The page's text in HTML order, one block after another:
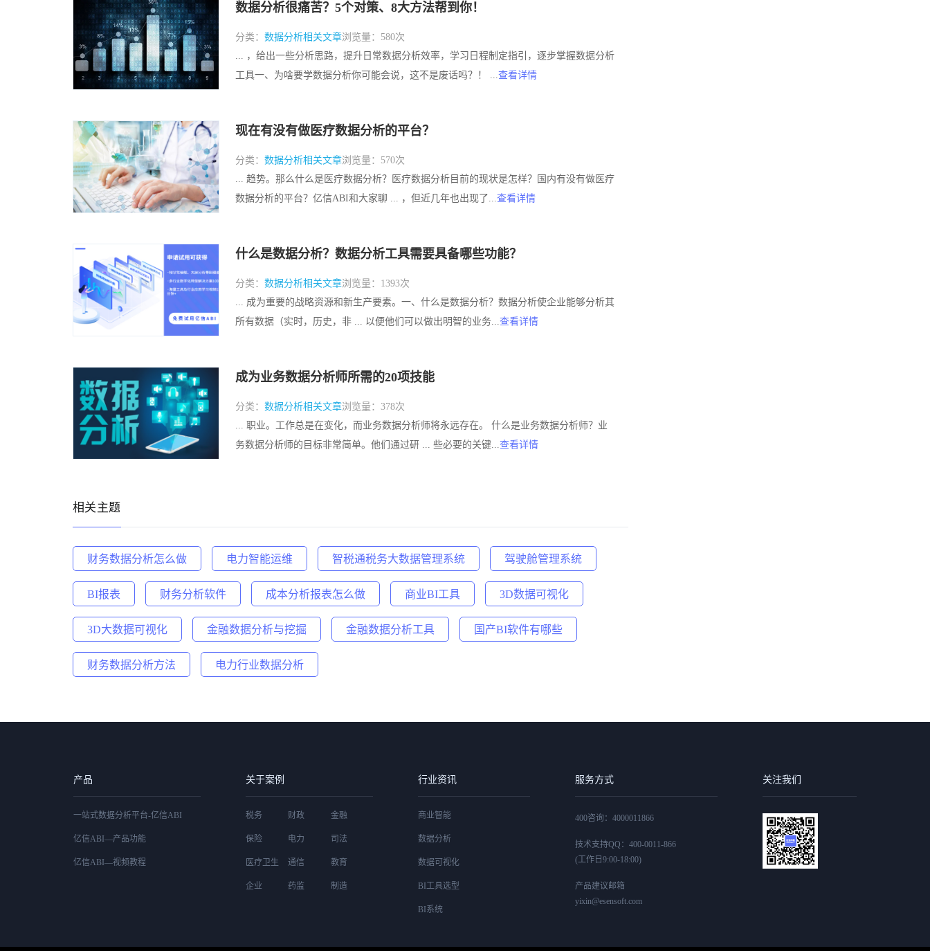
数据分析很痛苦？5个对策、8大方法帮到你！
分类： 数据分析相关文章浏览量：580次
... ，给出一些分析思路，提升日常数据分析效率，学习日程制定指引，逐步掌握数据分析
工具一、为啥要学数据分析你可能会说，这不是废话吗？！ ...查看详情
现在有没有做医疗数据分析的平台？
分类： 数据分析相关文章浏览量：570次
... 趋势。那么什么是医疗数据分析？医疗数据分析目前的现状是怎样？国内有没有做医疗
数据分析的平台？亿信ABI和大家聊 ... ，但近几年也出现了...查看详情
什么是数据分析？数据分析工具需要具备哪些功能？
分类： 数据分析相关文章浏览量：1393次
... 成为重要的战略资源和新生产要素。一、什么是数据分析？数据分析使企业能够分析其
所有数据（实时，历史，非 ... 以便他们可以做出明智的业务...查看详情
成为业务数据分析师所需的20项技能
分类： 数据分析相关文章浏览量：378次
... 职业。工作总是在变化，而业务数据分析师将永远存在。 什么是业务数据分析师？业
务数据分析师的目标非常简单。他们通过研 ... 些必要的关键...查看详情
相关主题
财务数据分析怎么做 电力智能运维 智税通税务大数据管理系统 驾驶舱管理系统
BI报表 财务分析软件 成本分析报表怎么做 商业BI工具 3D数据可视化
3D大数据可视化 金融数据分析与挖掘 金融数据分析工具 国产BI软件有哪些
财务数据分析方法 电力行业数据分析
产品
一站式数据分析平台-亿信ABI
亿信ABI—产品功能
亿信ABI—视频教程
关于案例
税务 财政 金融
保险 电力 司法
医疗卫生 通信 教育
企业 药监 制造
行业资讯
商业智能
数据分析
数据可视化
BI工具选型
BI系统
服务方式
400咨询：4000011866
技术支持QQ：400-0011-866
(工作日9:00-18:00)
产品建议邮箱
yixin@esensoft.com
关注我们